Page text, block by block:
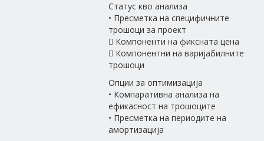
Статус кво анализа
• Пресметка на специфичните
трошоци за проект
 Компоненти на фиксната цена
 Компонентни на варијабилните
трошоци
Опции за оптимизација
• Компаративна анализа на
ефикасност на трошоците
• Пресметка на периодите на
амортизација